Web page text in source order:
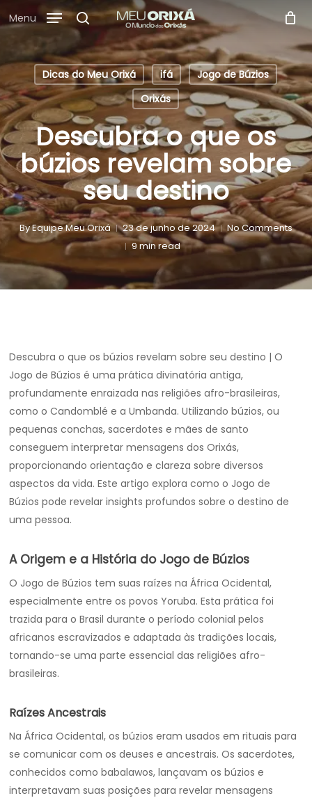
to
main
content
search
Menu
Dicas do Meu Orixá ifá
Jogo de Búzios
Orixás
Descubra o que os
búzios revelam sobre
seu destino
ByEquipe Meu Orixá 23 de junho de 2024
No Comments
9 min read
Descubra o que os búzios revelam sobre seu destino | O
Jogo de Búzios é uma prática divinatória antiga,
profundamente enraizada nas religiões afro-brasileiras,
como o Candomblé e a Umbanda. Utilizando búzios, ou
pequenas conchas, sacerdotes e mães de santo
conseguem interpretar mensagens dos Orixás,
proporcionando orientação e clareza sobre diversos
aspectos da vida. Este artigo explora como o Jogo de
Búzios pode revelar insights profundos sobre o destino de
uma pessoa.
A Origem e a História do Jogo de Búzios
O Jogo de Búzios tem suas raízes na África Ocidental,
especialmente entre os povos Yoruba. Esta prática foi
trazida para o Brasil durante o período colonial pelos
africanos escravizados e adaptada às tradições locais,
tornando-se uma parte essencial das religiões afro-
brasileiras.
Raízes Ancestrais
Na África Ocidental, os búzios eram usados em rituais para
se comunicar com os deuses e ancestrais. Os sacerdotes,
conhecidos como babalawos, lançavam os búzios e
interpretavam suas posições para revelar mensagens